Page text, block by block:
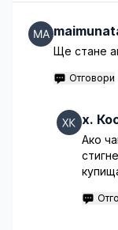
Ще стане
Отговори
x.
Ако